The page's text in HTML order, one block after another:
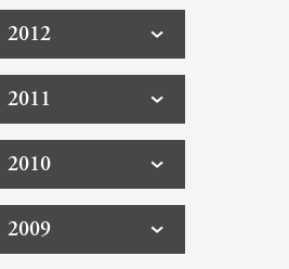
2012
2011
2010
2009